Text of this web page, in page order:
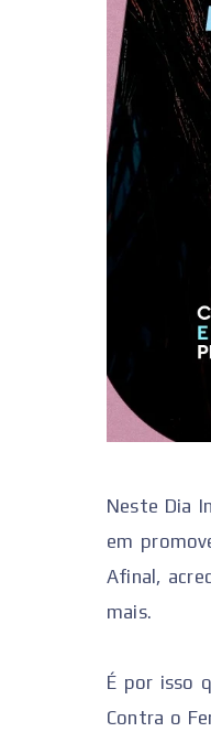
Neste Dia
em
Afinal,
mais.
É por isso
Contra o